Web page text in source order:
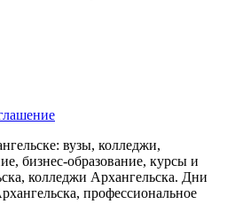
вузы, колледжи,
бизнес-образование, курсы и
колледжи Архангельска. Дни
профессиональное